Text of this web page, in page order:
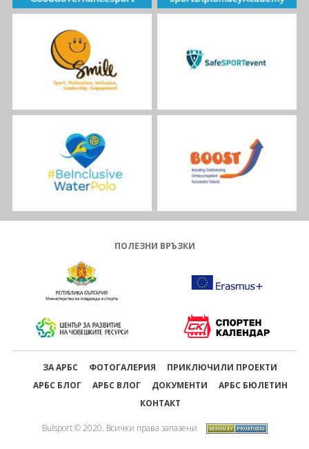
ПОЛЕЗНИ ВРЪЗКИ
ЗА АРБС ФОТОГАЛЕРИЯ
ПРИКЛЮЧИЛИ ПРОЕКТИ
АРБС БЛОГ
АРБС ВЛОГ ДОКУМЕНТИ
АРБС БЮЛЕТИН
КОНТАКТ
Bulsport © 2020. Всички права запазени